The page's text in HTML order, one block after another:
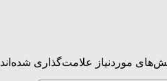
موردنیاز علامت‌گذاری شده‌اند